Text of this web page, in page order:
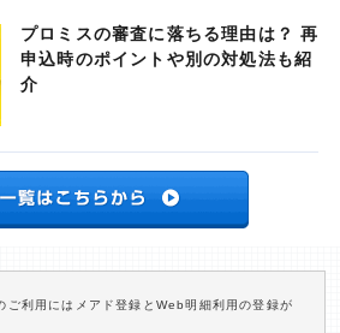
プロミスの審査に落ちる理由は？ 再
申込時のポイントや別の対処法も紹
介
ご利用にはメアド登録とWeb明細利用の登録が